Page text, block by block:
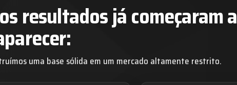
resultados já começaram a
uma base sólida em um mercado altamente restrito.